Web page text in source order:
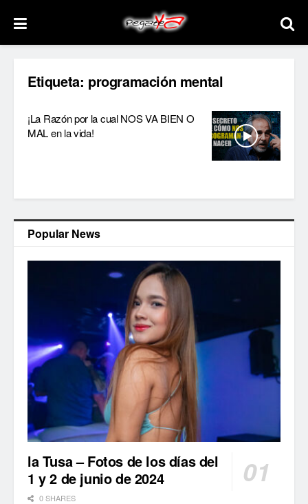
Etiqueta: programación mental
¡La Razón por la cual NOS VA BIEN O
MAL en la vida!
Popular News
la Tusa – Fotos de los días del
1 y 2 de junio de 2024
0 SHARES